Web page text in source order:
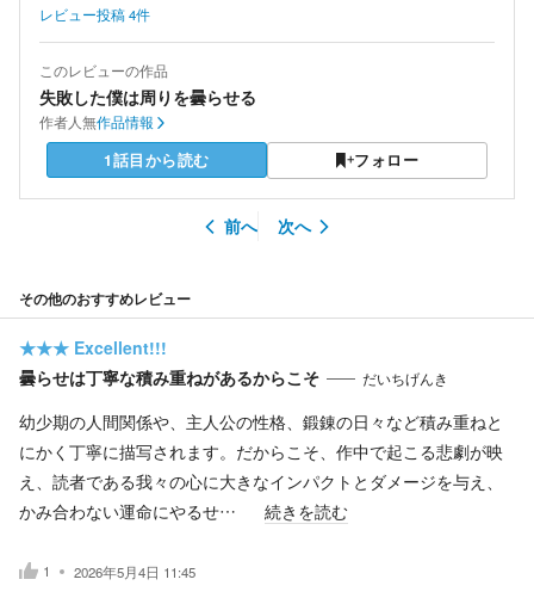
レビュー投稿4件
このレビューの作品
失敗した僕は周りを曇らせる
作者人無作品情報
1話目から読む フォロー
前へ 次へ
その他のおすすめレビュー
★★★ Excellent!!!
曇らせは丁寧な積み重ねがあるからこそ
だいちげんき
幼少期の人間関係や、主人公の性格、鍛錬の日々など積み重ねと
にかく丁寧に描写されます。だからこそ、作中で起こる悲劇が映
え、読者である我々の心に大きなインパクトとダメージを与え、
かみ合わない運命にやるせ…
続きを読む
1 2026年5月4日 11:45